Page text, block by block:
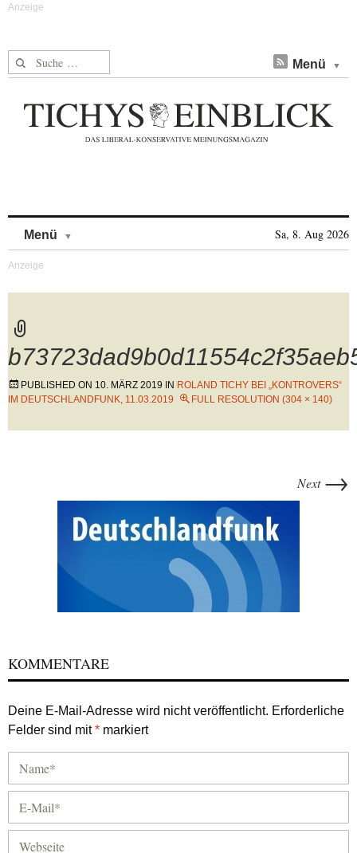
Suche nach: Menü
Menü Sa, 8. Aug 2026
PUBLISHED ON 10. MÄRZ 2019 IN ROLAND TICHY BEI „KONTROVERS“
IM DEUTSCHLANDFUNK, 11.03.2019
FULL RESOLUTION (304 × 140)
Next →
KOMMENTARE
Deine E-Mail-Adresse wird nicht veröffentlicht. Erforderliche
Felder sind mit* markiert